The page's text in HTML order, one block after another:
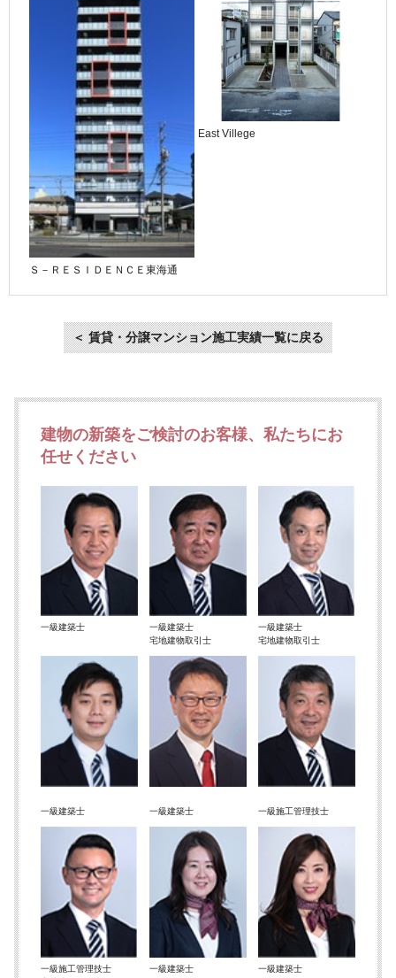
Ｓ－ＲＥＳＩＤＥＮＣＥ東海通
East Villege
＜ 賃貸・分譲マンション施工実績一覧に戻る
建物の新築をご検討のお客様、私たちにお
任せください
一級建築士
一級建築士
宅地建物取引士
一級建築士
宅地建物取引士
一級建築士 一級建築士 一級施工管理技士
一級施工管理技士
一級建築士 一級建築士